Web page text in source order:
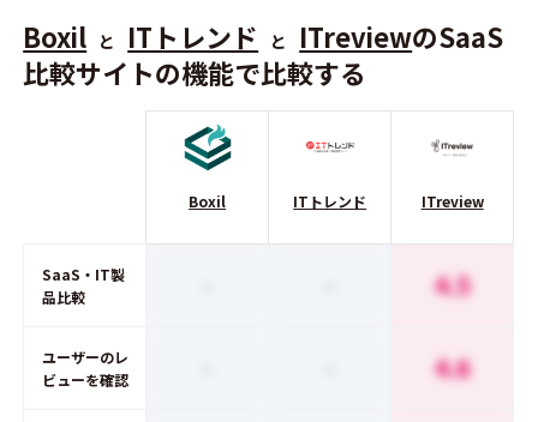
Boxil と ITトレンド と ITreviewのSaaS
比較サイトの機能で比較する
Boxil ITトレンド ITreview
SaaS・IT製
品比較
4.5
ユーザーのレ
ビューを確認
4.6